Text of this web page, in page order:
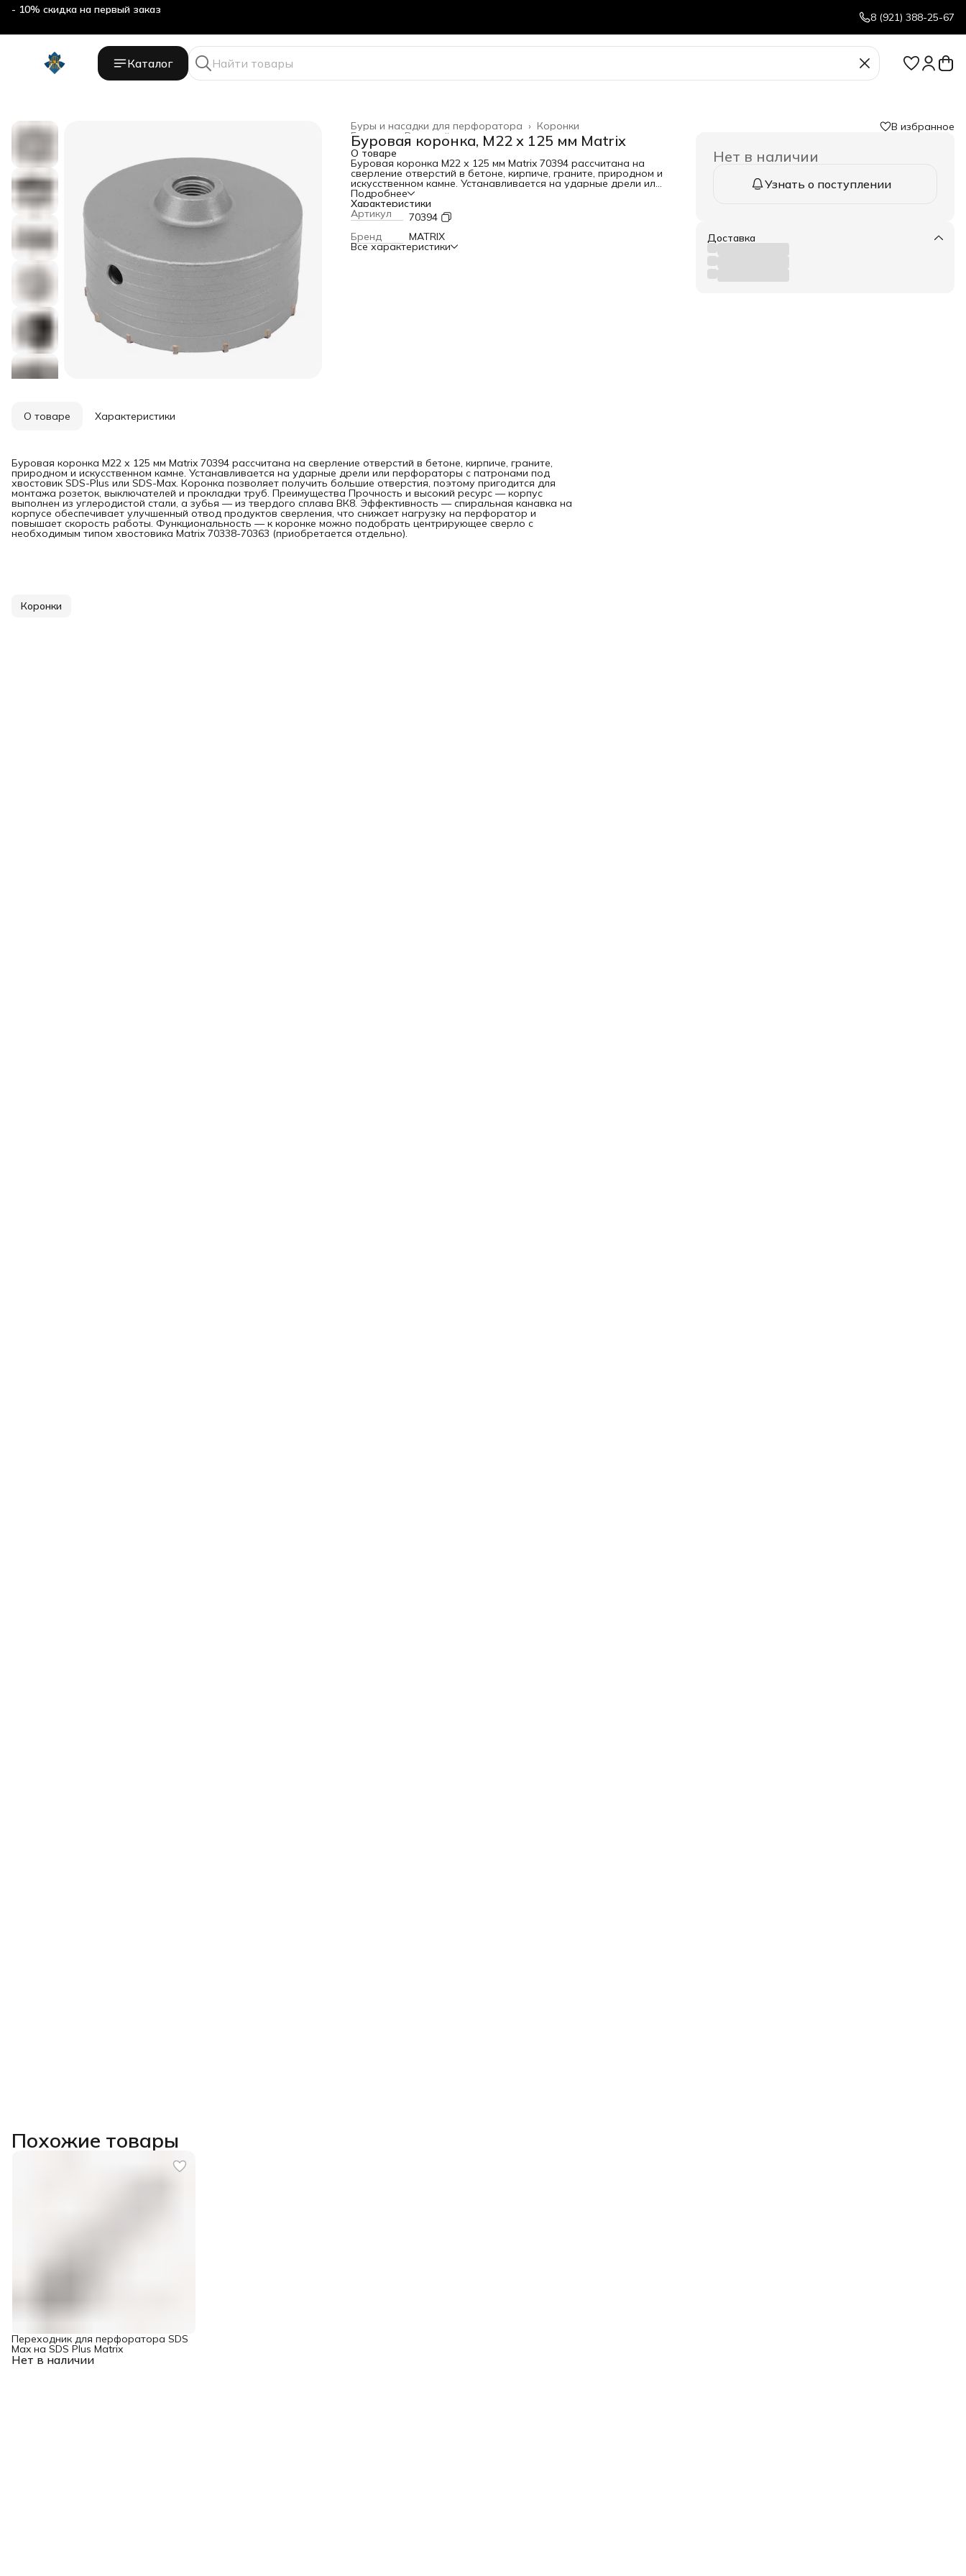
- 10% скидка на первый заказ 8 (921) 388-25-67
Каталог
Коронки
Буры и насадки для перфоратора ›
Режущий инструмент ›
Главная ›
Буровая коронка, M22 х 125 мм Matrix
О товаре
Буровая коронка M22 х 125 мм Matrix 70394 рассчитана на
сверление отверстий в бетоне, кирпиче, граните, природном и
искусственном камне. Устанавливается на ударные дрели или
перфораторы с патронами под хвостовик SDS-Plus или SDS-
Max. Коронка позволяет получить большие отверстия,
поэтому пригодится для монтажа розеток, выключателей и
прокладки труб. Преимущества Прочность и высокий ресурс
— корпус выполнен из углеродистой стали, а зубья — из
твердого сплава ВК8. Эффективность — спиральная канавка
на корпусе обеспечивает улучшенный отвод продуктов
Подробнее
Характеристики
Артикул
70394
Бренд
MATRIX
Все характеристики
В избранное
Нет в наличии
Узнать о поступлении
Доставка
О товаре Характеристики
Буровая коронка M22 х 125 мм Matrix 70394 рассчитана на сверление отверстий в бетоне, кирпиче, граните,
природном и искусственном камне. Устанавливается на ударные дрели или перфораторы с патронами под
хвостовик SDS-Plus или SDS-Max. Коронка позволяет получить большие отверстия, поэтому пригодится для
монтажа розеток, выключателей и прокладки труб. Преимущества Прочность и высокий ресурс — корпус
выполнен из углеродистой стали, а зубья — из твердого сплава ВК8. Эффективность — спиральная канавка на
корпусе обеспечивает улучшенный отвод продуктов сверления, что снижает нагрузку на перфоратор и
повышает скорость работы. Функциональность — к коронке можно подобрать центрирующее сверло с
необходимым типом хвостовика Matrix 70338-70363 (приобретается отдельно).
Коронки
Похожие товары
Нет в наличии
Переходник для перфоратора SDS
Max на SDS Plus Matrix